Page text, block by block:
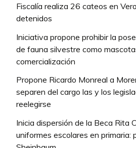
Fiscalía realiza 26 cateos en
detenidos
Iniciativa propone prohibir la
de fauna silvestre como
comercialización
Propone Ricardo Monreal a
separen del cargo las y los
reelegirse
Inicia dispersión de la Beca Rita
uniformes escolares en primaria: